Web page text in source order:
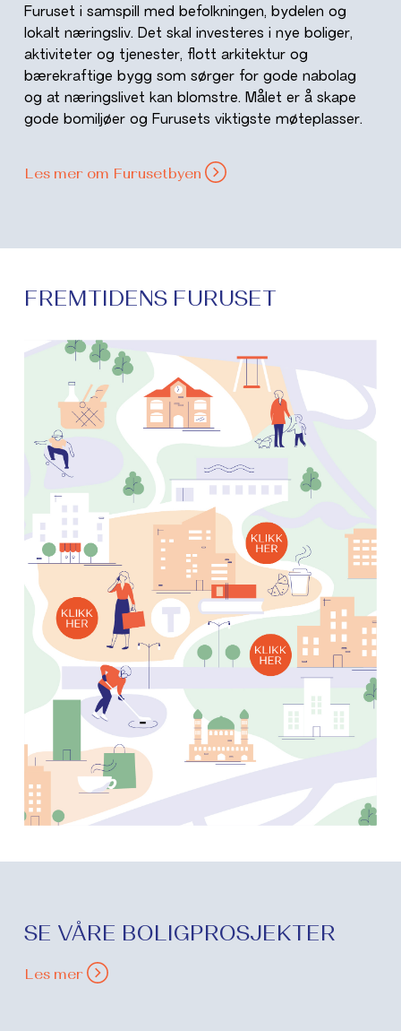
Furuset i samspill med befolkningen, bydelen og
lokalt næringsliv. Det skal investeres i nye boliger,
aktiviteter og tjenester, flott arkitektur og
bærekraftige bygg som sørger for gode nabolag
og at næringslivet kan blomstre. Målet er å skape
gode bomiljøer og Furusets viktigste møteplasser.
Les mer om Furusetbyen
FREMTIDENS FURUSET
SE VÅRE BOLIGPROSJEKTER
Les mer